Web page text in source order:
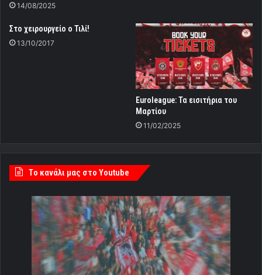
14/08/2025
Στο χειρουργείο ο Τιλί!
13/10/2017
Euroleague: Τα εισιτήρια του
Μαρτίου
11/02/2025
Tο κανάλι μας στο Youtube